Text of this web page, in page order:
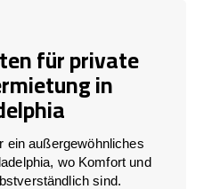
für private
in
ein außergewöhnliches
wo Komfort und
sind.